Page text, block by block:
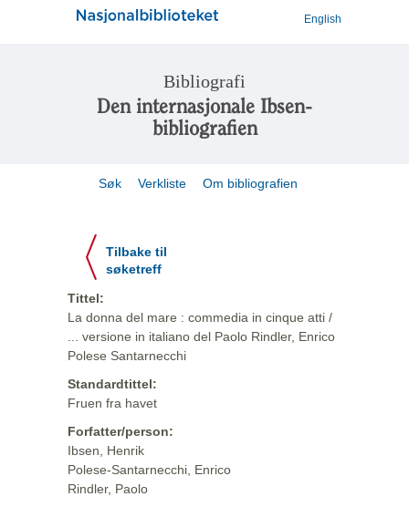
English
Bibliografi
Den internasjonale Ibsen-
bibliografien
Søk Verkliste Om bibliografien
Tilbake til
søketreff
Tittel:
La donna del mare : commedia in cinque atti /
... versione in italiano del Paolo Rindler, Enrico
Polese Santarnecchi
Standardtittel:
Fruen fra havet
Forfatter/person:
Ibsen, Henrik
Polese-Santarnecchi, Enrico
Rindler, Paolo